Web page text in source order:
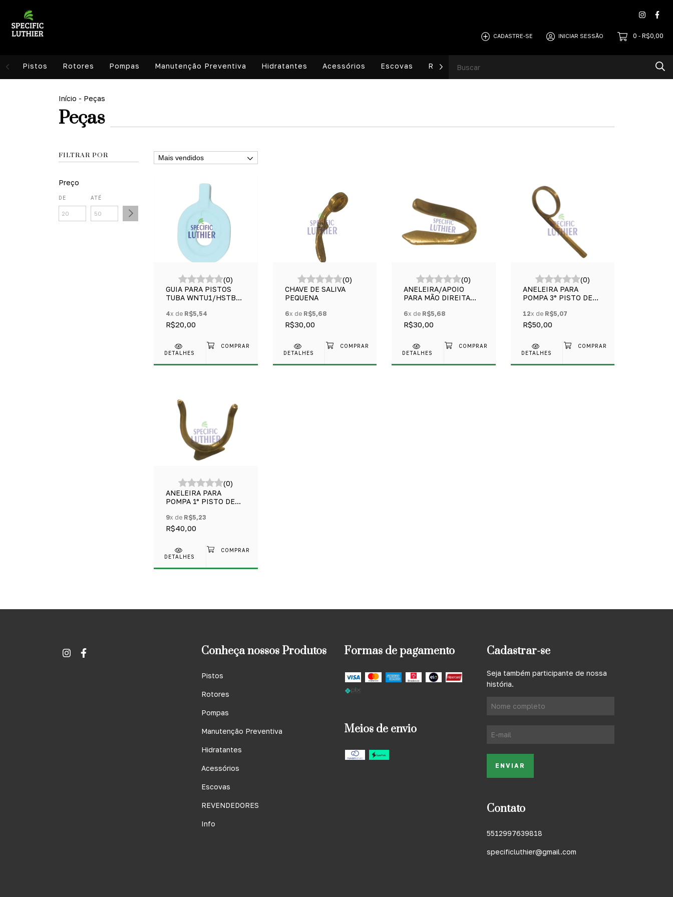
CADASTRE-SE INICIAR SESSÃO 0 - R$0,00
Pistos Rotores Pompas Manutenção Preventiva Hidratantes Acessórios Escovas REVENDEDORES
Início - Peças
Peças
FILTRAR POR
Preço
DE ATÉ
(0)
GUIA PARA PISTOS
TUBA WNTU1/HSTB1
4x de R$5,54
R$20,00
DETALHES
(0)
CHAVE DE SALIVA
PEQUENA
6x de R$5,68
R$30,00
DETALHES
(0)
ANELEIRA/APOIO
PARA MÃO DIREITA
6x de R$5,68
R$30,00
DETALHES
(0)
ANELEIRA PARA
POMPA 3° PISTO DE
12x de R$5,07
R$50,00
DETALHES
(0)
ANELEIRA PARA
POMPA 1° PISTO DE
9x de R$5,23
R$40,00
DETALHES
Conheça nossos Produtos
Pistos
Rotores
Pompas
Manutenção Preventiva
Hidratantes
Acessórios
Escovas
REVENDEDORES
Info
Formas de pagamento
Meios de envio
Cadastrar-se
Seja também participante de nossa
história.
Contato
5512997639818
specificluthier@gmail.com